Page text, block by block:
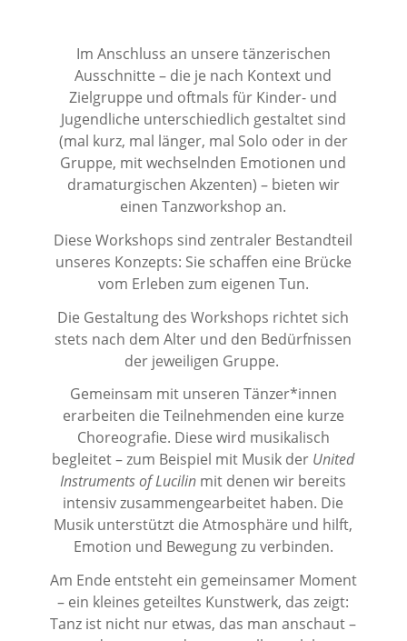
Im Anschluss an unsere tänzerischen
Ausschnitte – die je nach Kontext und
Zielgruppe und oftmals für Kinder- und
Jugendliche unterschiedlich gestaltet sind
(mal kurz, mal länger, mal Solo oder in der
Gruppe, mit wechselnden Emotionen und
dramaturgischen Akzenten) – bieten wir
einen Tanzworkshop an.
Diese Workshops sind zentraler Bestandteil
unseres Konzepts: Sie schaffen eine Brücke
vom Erleben zum eigenen Tun.
Die Gestaltung des Workshops richtet sich
stets nach dem Alter und den Bedürfnissen
der jeweiligen Gruppe.
Gemeinsam mit unseren Tänzer*innen
erarbeiten die Teilnehmenden eine kurze
Choreografie. Diese wird musikalisch
begleitet – zum Beispiel mit Musik der United
Instruments of Lucilin mit denen wir bereits
intensiv zusammengearbeitet haben. Die
Musik unterstützt die Atmosphäre und hilft,
Emotion und Bewegung zu verbinden.
Am Ende entsteht ein gemeinsamer Moment
– ein kleines geteiltes Kunstwerk, das zeigt:
Tanz ist nicht nur etwas, das man anschaut –